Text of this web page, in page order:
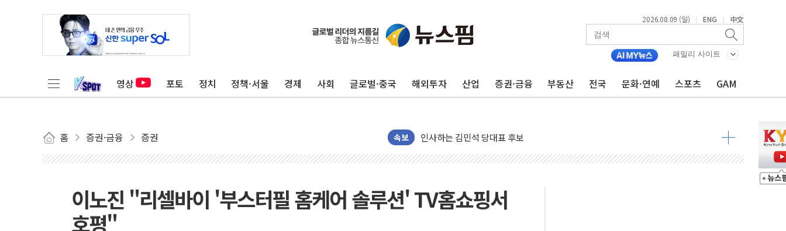
2026.08.09 (일) | ENG | 中文
패밀리 사이트
영상 포토 정치 정책·서울 경제 사회 글로벌·중국 해외투자 산업 증권·금융 부동산 전국 문화·연예 스포츠 GAM
홈 증권·금융 증권 속보
포항시 재난예산 40억 긴급 투입…고수온 양식장 복구·지원 '총력'
울진·영덕 '호우특보'-포항 '산사태 주의보'...경북도, 호우 피해·통제구간 없어
인천 합동연설회 나선 송영길·정청래·김민석 당대표 후보
[속보] 민주, 제주·인천 경선 결과 발표...김민석 47.75% 정청래 42.08%
[속보] 민주, 인천 경선 결과 발표...김민석 45.09% 정청래 43.27% 송영길 11.63%
이번주 국내 주요 금융일정(8.10~8.14)
美, 이란전 출구전략 만지작…공습 한계·탄약 부족 현실화
이노진 "리셀바이 '부스터필 홈케어 솔루션' TV홈쇼핑서
호평"